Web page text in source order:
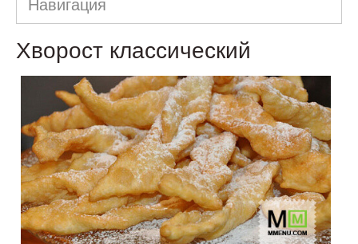
Навигация
Хворост классический